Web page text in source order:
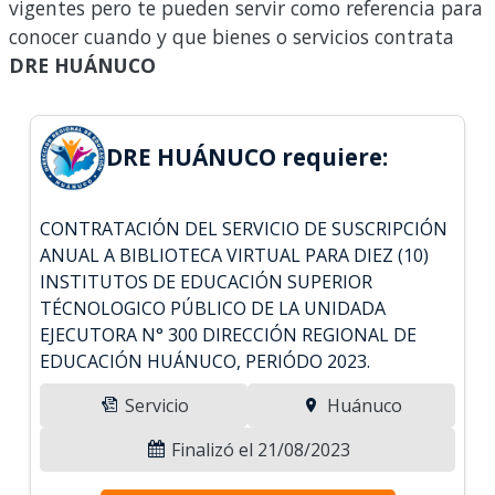
vigentes pero te pueden servir como referencia para
conocer cuando y que bienes o servicios contrata
DRE HUÁNUCO
DRE HUÁNUCO requiere:
CONTRATACIÓN DEL SERVICIO DE SUSCRIPCIÓN
ANUAL A BIBLIOTECA VIRTUAL PARA DIEZ (10)
INSTITUTOS DE EDUCACIÓN SUPERIOR
TÉCNOLOGICO PÚBLICO DE LA UNIDADA
EJECUTORA N° 300 DIRECCIÓN REGIONAL DE
EDUCACIÓN HUÁNUCO, PERIÓDO 2023.
Servicio
Huánuco
Finalizó el 21/08/2023